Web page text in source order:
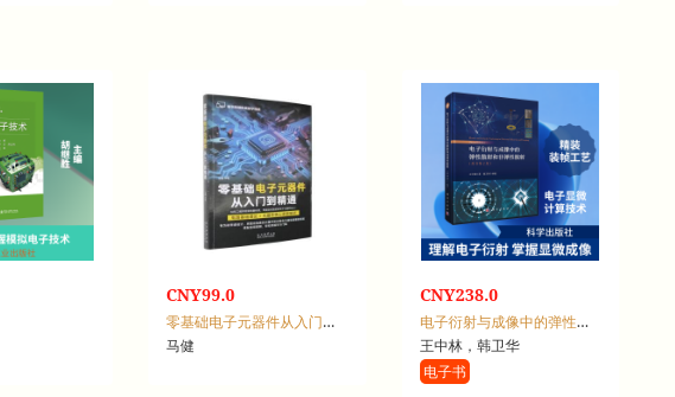
CNY99.0
零基础电子元器件从入门到精通
马健
CNY238.0
电子衍射与成像中的弹性散射和非弹性散射
王中林，韩卫华
电子书